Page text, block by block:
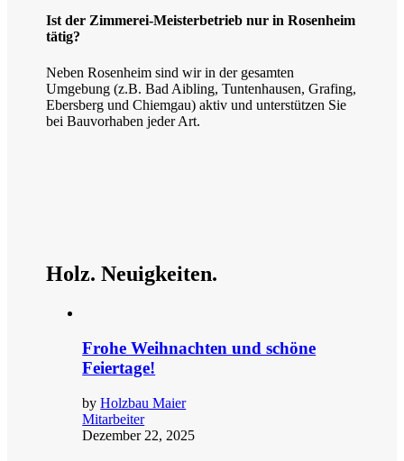
Ist der Zimmerei-Meisterbetrieb nur in Rosenheim
tätig?
Neben Rosenheim sind wir in der gesamten
Umgebung (z.B. Bad Aibling, Tuntenhausen, Grafing,
Ebersberg und Chiemgau) aktiv und unterstützen Sie
bei Bauvorhaben jeder Art.
Holz. Neuigkeiten.
Frohe Weihnachten und schöne
Feiertage!
byHolzbau Maier
Mitarbeiter
Dezember 22, 2025